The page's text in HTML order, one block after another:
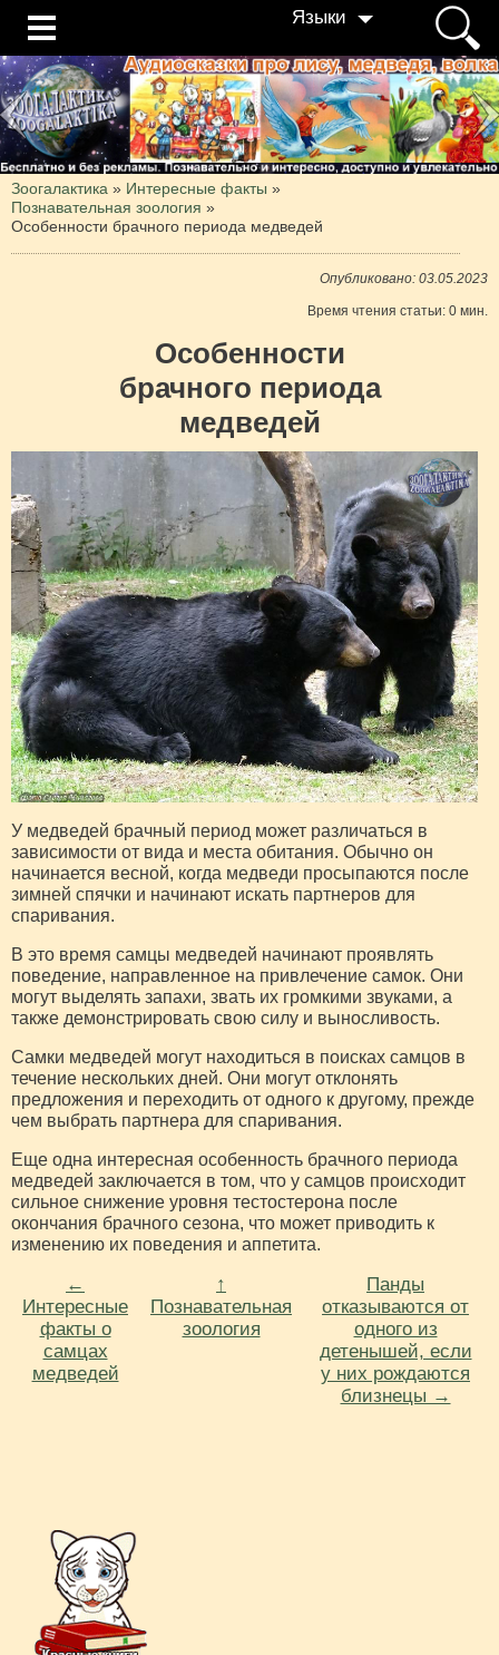
Языки
Зоогалактика » Интересные факты »
Познавательная зоология »
Особенности брачного периода медведей
Опубликовано: 03.05.2023
Время чтения статьи: 0 мин.
Особенности
брачного периода
медведей
У медведей брачный период может различаться в
зависимости от вида и места обитания. Обычно он
начинается весной, когда медведи просыпаются после
зимней спячки и начинают искать партнеров для
спаривания.
В это время самцы медведей начинают проявлять
поведение, направленное на привлечение самок. Они
могут выделять запахи, звать их громкими звуками, а
также демонстрировать свою силу и выносливость.
Самки медведей могут находиться в поисках самцов в
течение нескольких дней. Они могут отклонять
предложения и переходить от одного к другому, прежде
чем выбрать партнера для спаривания.
Еще одна интересная особенность брачного периода
медведей заключается в том, что у самцов происходит
сильное снижение уровня тестостерона после
окончания брачного сезона, что может приводить к
изменению их поведения и аппетита.
←
Интересные
факты о
самцах
медведей
↑
Познавательная
зоология
Панды
отказываются от
одного из
детенышей, если
у них рождаются
близнецы →